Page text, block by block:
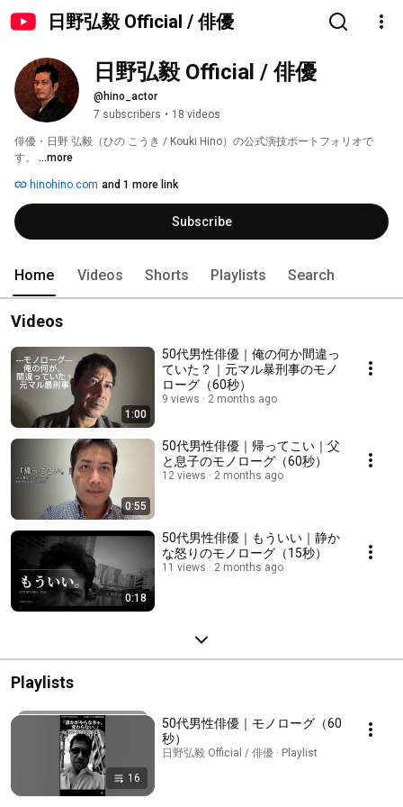
日野弘毅 Official / 俳優
日野弘毅 Official / 俳優
@hino_actor
7 subscribers • 18 videos
俳優・日野 弘毅（ひの こうき / Kouki Hino）の公式演技ポートフォリオで
す。 ...more
hinohino.com and 1 more link
Subscribe
Home Videos Shorts Playlists Search
Videos
1:00
50代男性俳優｜俺の何か間違っ
ていた？｜元マル暴刑事のモノ
ローグ（60秒）
9 views 2 months ago
0:55
50代男性俳優｜帰ってこい｜父
と息子のモノローグ（60秒）
12 views 2 months ago
0:18
50代男性俳優｜もういい｜静か
な怒りのモノローグ（15秒）
11 views 2 months ago
Playlists
16
50代男性俳優｜モノローグ（60
秒）
日野弘毅 Official / 俳優 · Playlist